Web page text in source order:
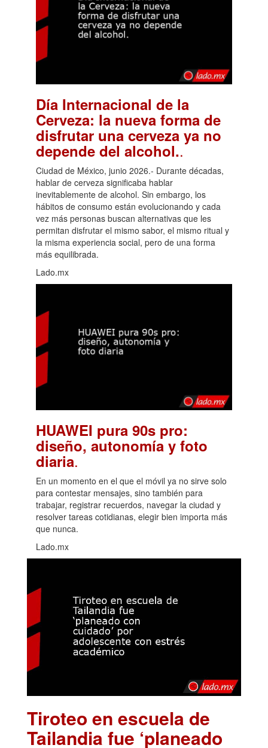
Día Internacional de la
Cerveza: la nueva forma de
disfrutar una cerveza ya no
depende del alcohol..
Ciudad de México, junio 2026.- Durante décadas,
hablar de cerveza significaba hablar
inevitablemente de alcohol. Sin embargo, los
hábitos de consumo están evolucionando y cada
vez más personas buscan alternativas que les
permitan disfrutar el mismo sabor, el mismo ritual y
la misma experiencia social, pero de una forma
más equilibrada.
Lado.mx
HUAWEI pura 90s pro:
diseño, autonomía y foto
diaria.
En un momento en el que el móvil ya no sirve solo
para contestar mensajes, sino también para
trabajar, registrar recuerdos, navegar la ciudad y
resolver tareas cotidianas, elegir bien importa más
que nunca.
Lado.mx
Tiroteo en escuela de
Tailandia fue ‘planeado